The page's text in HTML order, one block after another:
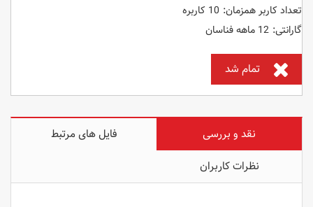
تعداد کاربر همزمان: 10 کاربره
گارانتی: 12 ماهه فناسان
تمام شد
نقد و بررسی
فایل های مرتبط
نظرات کاربران